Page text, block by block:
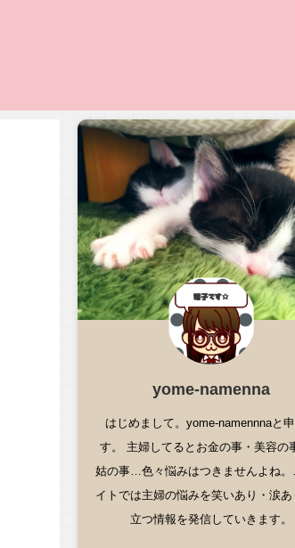
yome-namenna
はじめまして。yome-namennnaと
す。 主婦してるとお金の事・美容の
姑の事…色々悩みはつきませんよね。
イトでは主婦の悩みを笑いあり・涙
立つ情報を発信していきます。